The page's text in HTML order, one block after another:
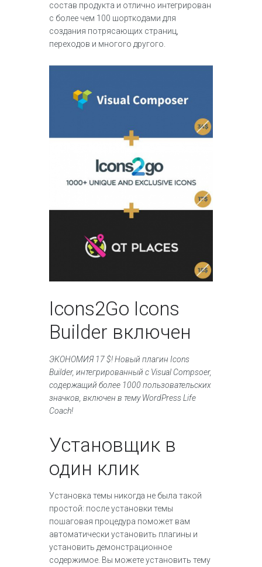
состав продукта и отлично интегрирован
с более чем 100 шорткодами для
создания потрясающих страниц,
переходов и многого другого.
Icons2Go Icons
Builder включен
ЭКОНОМИЯ 17 $! Новый плагин Icons
Builder, интегрированный с Visual Compsoer,
содержащий более 1000 пользовательских
значков, включен в тему WordPress Life
Coach!
Установщик в
один клик
Установка темы никогда не была такой
простой: после установки темы
пошаговая процедура поможет вам
автоматически установить плагины и
установить демонстрационное
содержимое. Вы можете установить тему